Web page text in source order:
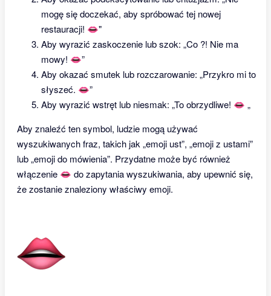
mogę się doczekać, aby spróbować tej nowej
restauracji! 👄"
Aby wyrazić zaskoczenie lub szok: „Co ?! Nie ma
mowy! 👄”
Aby okazać smutek lub rozczarowanie: „Przykro mi to
słyszeć. 👄”
Aby wyrazić wstręt lub niesmak: „To obrzydliwe! 👄 „
Aby znaleźć ten symbol, ludzie mogą używać
wyszukiwanych fraz, takich jak „emoji ust”, „emoji z ustami”
lub „emoji do mówienia”. Przydatne może być również
włączenie 👄 do zapytania wyszukiwania, aby upewnić się,
że zostanie znaleziony właściwy emoji.